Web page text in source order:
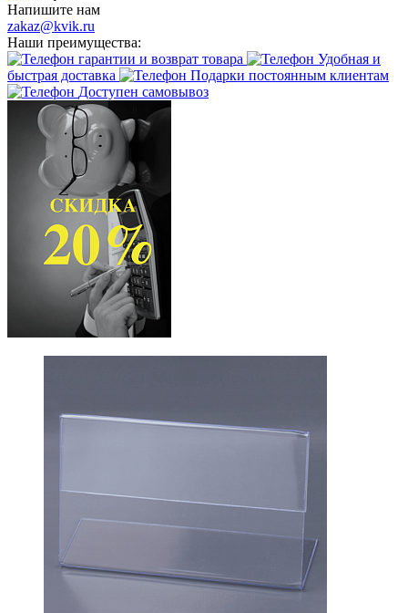
Напишите нам
zakaz@kvik.ru
Наши преимущества:
гарантии и возврат товара
Удобная и
быстрая доставка
Подарки постоянным клиентам
Доступен самовывоз